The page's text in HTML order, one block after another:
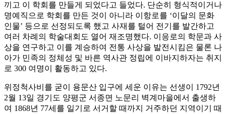
끼고 이 학회를 만들게 되었다고 들었다. 단순히 형식적이거나
명예직으로 학회를 만든 것이 아니라 이항로를 ‘이달의 문화
인물’ 등으로 선정되도록 했고 사재를 털어 전기를 발간하고
여러 차례의 학술대회도 열어 재조명했다. 이응로의 학문과 사
상을 연구하고 이를 계승하여 전통 사상을 발전시킴은 물론 나
아가 민족의 정체성 및 바른 역사관 정립에 이바지하자는 취지
로 300 여명이 활동하고 있다.
위정척사비를 굳이 용문산 입구에 세운 이유는 선생이 1792년
2월 13일 경기도 양평군 서종면 노문리 벽계마을에서 출생하
여 1868년 77세를 일기로 서거할 때까지 거주하던 지역이기 때